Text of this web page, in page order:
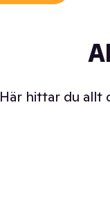
Här hittar du allt